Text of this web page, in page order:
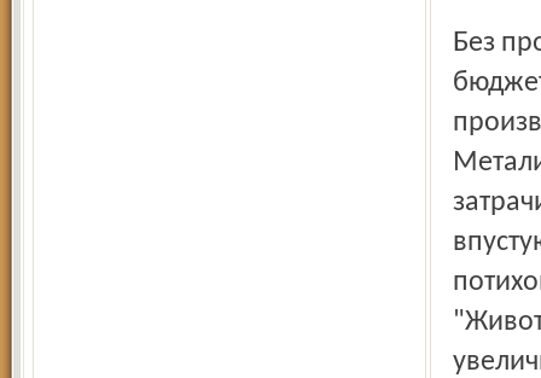
Без программы, тем более при наших скромных